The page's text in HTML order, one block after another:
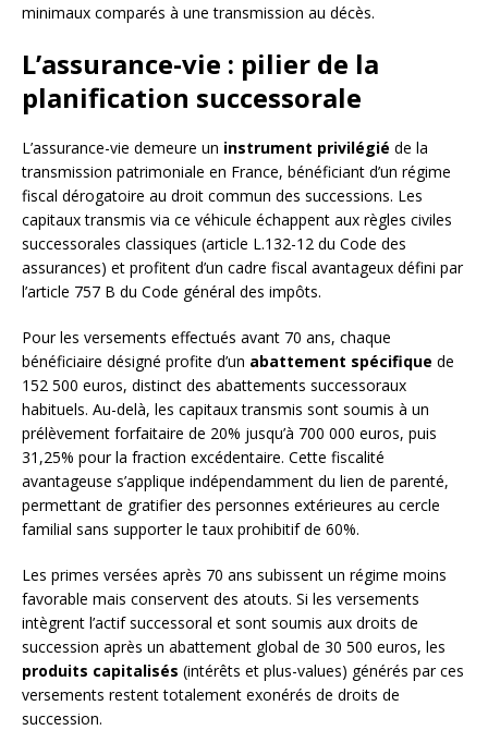
minimaux comparés à une transmission au décès.
L’assurance-vie : pilier de la
planification successorale
L’assurance-vie demeure un instrument privilégié de la
transmission patrimoniale en France, bénéficiant d’un régime
fiscal dérogatoire au droit commun des successions. Les
capitaux transmis via ce véhicule échappent aux règles civiles
successorales classiques (article L.132-12 du Code des
assurances) et profitent d’un cadre fiscal avantageux défini par
l’article 757 B du Code général des impôts.
Pour les versements effectués avant 70 ans, chaque
bénéficiaire désigné profite d’un abattement spécifique de
152 500 euros, distinct des abattements successoraux
habituels. Au-delà, les capitaux transmis sont soumis à un
prélèvement forfaitaire de 20% jusqu’à 700 000 euros, puis
31,25% pour la fraction excédentaire. Cette fiscalité
avantageuse s’applique indépendamment du lien de parenté,
permettant de gratifier des personnes extérieures au cercle
familial sans supporter le taux prohibitif de 60%.
Les primes versées après 70 ans subissent un régime moins
favorable mais conservent des atouts. Si les versements
intègrent l’actif successoral et sont soumis aux droits de
succession après un abattement global de 30 500 euros, les
produits capitalisés (intérêts et plus-values) générés par ces
versements restent totalement exonérés de droits de
succession.